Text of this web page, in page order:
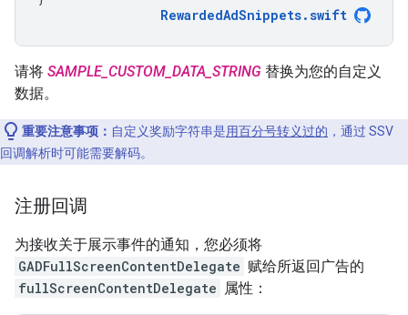
RewardedAdSnippets.swift
请将 SAMPLE_CUSTOM_DATA_STRING 替换为您的自定义
数据。
重要注意事项： 自定义奖励字符串是用百分号转义过的 ，通过 SSV
回调解析时可能需要解码。
注册回调
为接收关于展示事件的通知，您必须将
GADFullScreenContentDelegate 赋给所返回广告的
fullScreenContentDelegate 属性：